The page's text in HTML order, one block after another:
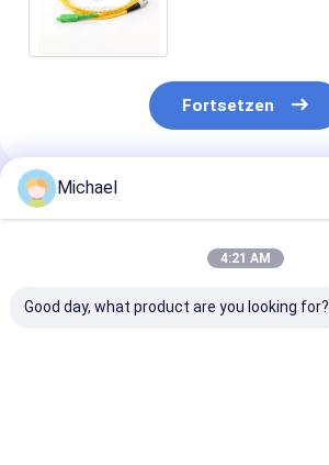
Fortsetzen
Empfohlene Produkte
Michael
4:21 AM
Good day, what product are you looking for?